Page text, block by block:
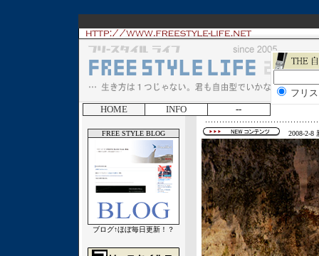
HOME INFO --
フリ
FREE STYLE BLOG
ブログ↑ほぼ毎日更新！？
2008-2-8